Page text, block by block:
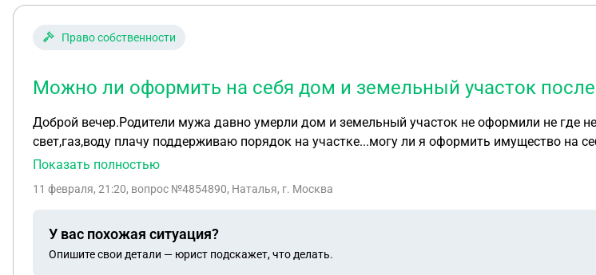
Право собственности
Можно ли оформить на себя дом и земельный участок
Доброй вечер.Родители мужа давно умерли дом и земельный участок не оформили не где
свет,газ,воду плачу поддерживаю порядок на участке...могу ли я оформить имущество на
Показать полностью
11 февраля, 21:20, вопрос №4854890, Наталья, г. Москва
У вас похожая ситуация?
Опишите свои детали — юрист подскажет, что делать.